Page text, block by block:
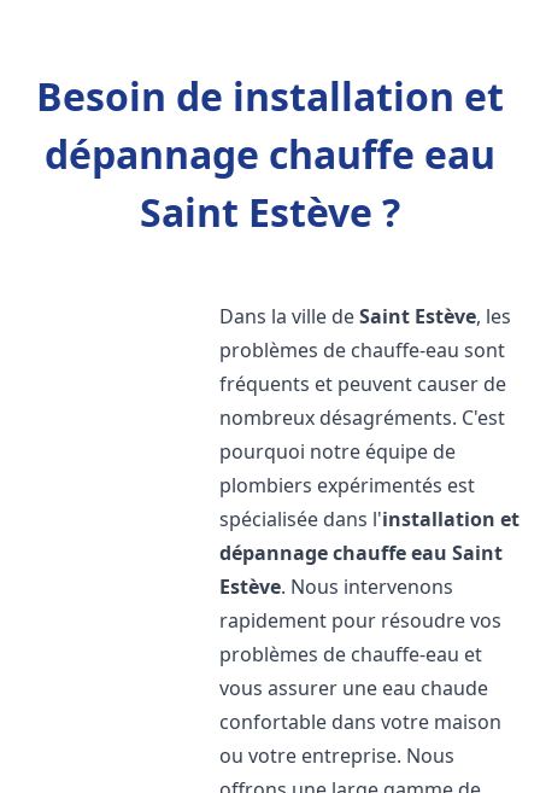
Besoin de installation et
dépannage chauffe eau
Saint Estève ?
Dans la ville deSaint Estève, les
problèmes de chauffe-eau sont
fréquents et peuvent causer de
nombreux désagréments. C'est
pourquoi notre équipe de
plombiers expérimentés est
spécialisée dans l'installation et
dépannage chauffe eau Saint
Estève. Nous intervenons
rapidement pour résoudre vos
problèmes de chauffe-eau et
vous assurer une eau chaude
confortable dans votre maison
ou votre entreprise. Nous